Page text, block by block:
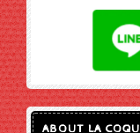
ABOUT LA